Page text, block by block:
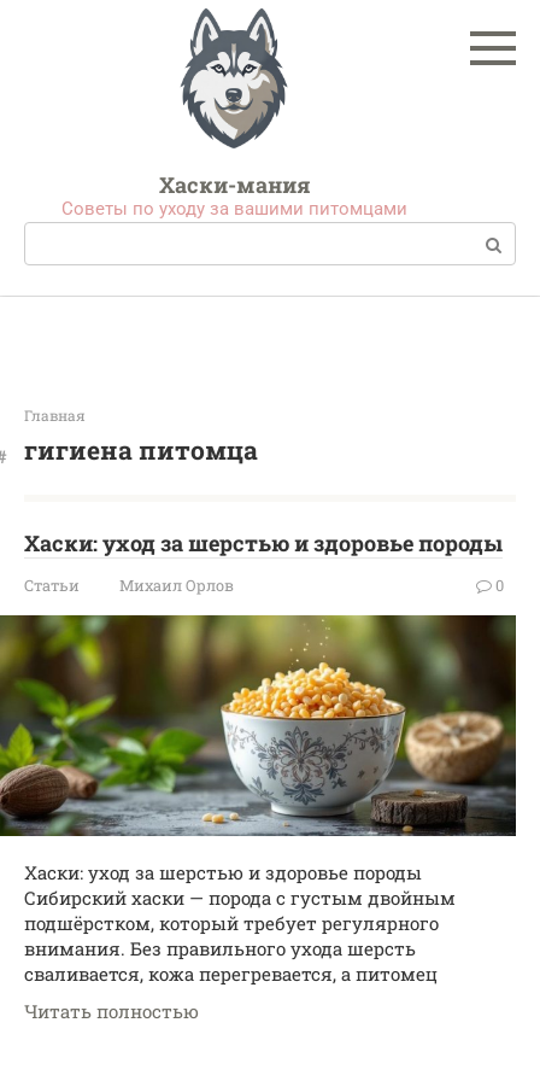
Хаски-мания
Советы по уходу за вашими питомцами
Поиск:
Главная
гигиена питомца
Хаски: уход за шерстью и здоровье породы
Статьи Михаил Орлов 0
Хаски: уход за шерстью и здоровье породы
Сибирский хаски — порода с густым двойным
подшёрстком, который требует регулярного
внимания. Без правильного ухода шерсть
сваливается, кожа перегревается, а питомец
Читать полностью